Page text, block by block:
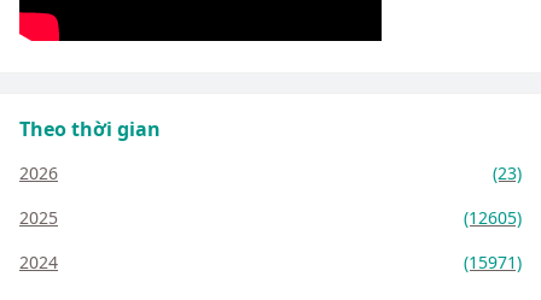
Theo thời gian
2026
(23)
2025
(12605)
2024
(15971)